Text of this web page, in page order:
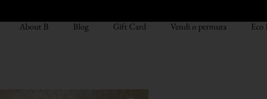
About B Blog Gift Card Vendi o permuta Eco